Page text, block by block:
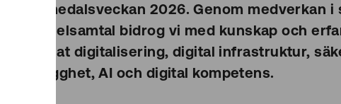
Almedalsveckan 2026. Genom medverkan i
panelsamtal bidrog vi med kunskap och
annat digitalisering, digital infrastruktur,
trygghet, AI och digital kompetens.